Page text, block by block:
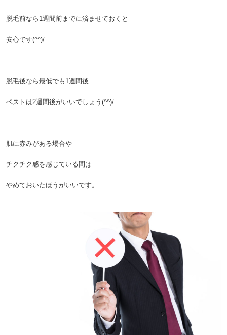
脱毛前なら1週間前までに済ませておくと
安心です(^^)/
脱毛後なら最低でも1週間後
ベストは2週間後がいいでしょう(^^)/
肌に赤みがある場合や
チクチク感を感じている間は
やめておいたほうがいいです。